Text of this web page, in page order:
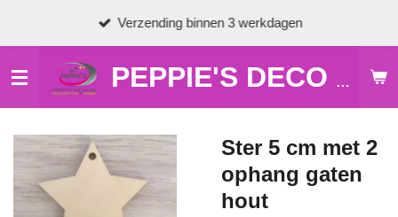
de
hoofdinhoud
PEPPIE'S DECO & HOBBY
Verzending binnen 3 werkdagen
Ster 5 cm met 2
ophang gaten
hout